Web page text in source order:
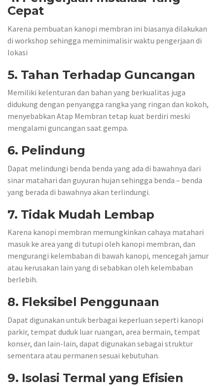
Cepat
Karena pembuatan kanopi membran ini biasanya dilakukan
di workshop sehingga meminimalisir waktu pengerjaan di
lokasi
5. Tahan Terhadap Guncangan
Memiliki kelenturan dan bahan yang berkualitas juga
didukung dengan penyangga rangka yang ringan dan kokoh,
menyebabkan Atap Membran tetap kuat berdiri meski
mengalami guncangan saat gempa.
6. Pelindung
Dapat melindungi benda benda yang ada di bawahnya dari
sinar matahari dan guyuran hujan sehingga benda – benda
yang berada di bawahnya akan terlindungi.
7. Tidak Mudah Lembap
Karena kanopi membran memungkinkan cahaya matahari
masuk ke area yang di tutupi oleh kanopi membran, dan
mengurangi kelembaban di bawah kanopi, mencegah jamur
atau kerusakan lain yang di sebabkan oleh kelembaban
berlebih.
8. Fleksibel Penggunaan
Dapat digunakan untuk berbagai keperluan seperti kanopi
parkir, tempat duduk luar ruangan, area bermain, tempat
konser, dan lain-lain, dapat digunakan sebagai struktur
sementara atau permanen sesuai kebutuhan.
9. Isolasi Termal yang Efisien